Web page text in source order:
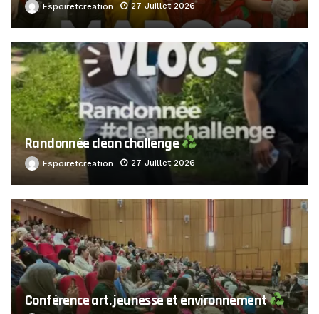
Espoiretcreation 27 Juillet 2026
Randonnée clean challenge
Espoiretcreation 27 Juillet 2026
Conférence art, jeunesse et environnement